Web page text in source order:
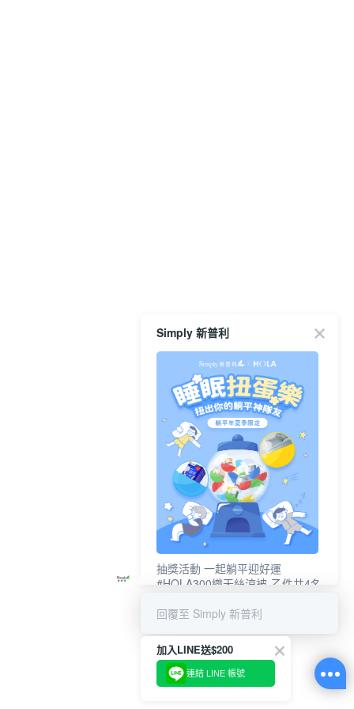
Simply 新普利
抽獎活動 一起躺平迎好運
#HOLA300織天絲涼被-乙件共4名
回覆至 Simply 新普利
加入LINE送$200
連結 LINE 帳號